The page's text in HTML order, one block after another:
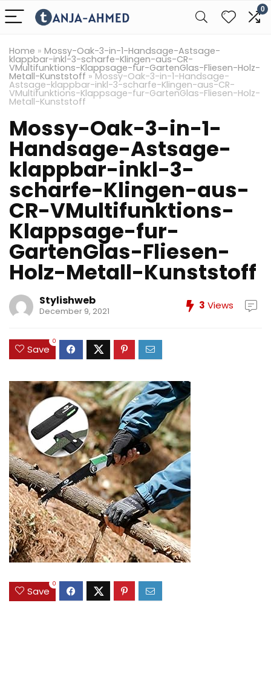
0
Home » Mossy-Oak-3-in-1-Handsage-Astsage-
klappbar-inkl-3-scharfe-Klingen-aus-CR-
VMultifunktions-Klappsage-fur-GartenGlas-Fliesen-Holz-
Metall-Kunststoff »Mossy-Oak-3-in-1-Handsage-
Astsage-klappbar-inkl-3-scharfe-Klingen-aus-CR-
VMultifunktions-Klappsage-fur-GartenGlas-Fliesen-Holz-
Metall-Kunststoff
Mossy-Oak-3-in-1-
Handsage-Astsage-
klappbar-inkl-3-
scharfe-Klingen-aus-
CR-VMultifunktions-
Klappsage-fur-
GartenGlas-Fliesen-
Holz-Metall-Kunststoff
Stylishweb
December 9, 2021 3 Views
Save
0
Save
0